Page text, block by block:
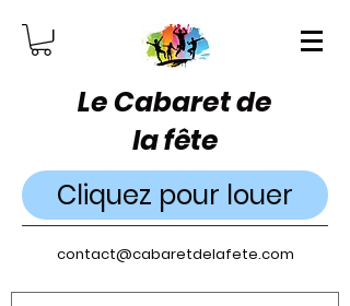
Le Cabaret de
la fête
Cliquez pour louer
contact@cabaretdelafete.com